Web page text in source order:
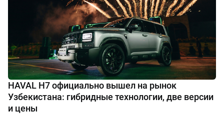
HAVAL H7 официально вышел на рынок
Узбекистана: гибридные технологии, две версии
и цены